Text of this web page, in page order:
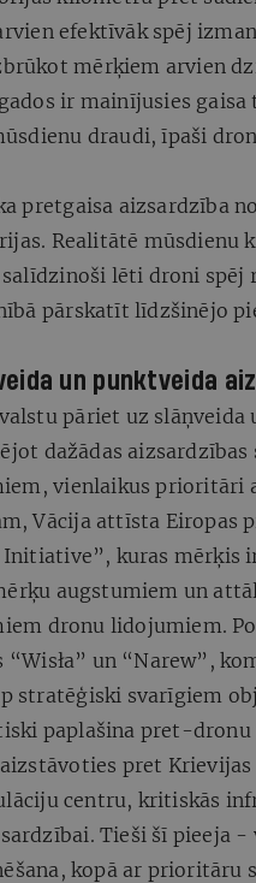
efektīvāk spēj
mērķiem arvien
ir mainījusies gaisa
draudi, īpaši
pretgaisa aizsardzība
Realitātē mūsdienu
lēti droni spēj
pārskatīt līdzšinējo
un punktveida
pāriet uz slāņveida
dažādas aizsardzības
vienlaikus prioritāri
Vācija attīsta Eiropas
kuras mērķis
augstumiem un
dronu lidojumiem.
un “Narew”,
stratēģiski svarīgiem
paplašina pret-dronu
pret
centru, kritiskās
Tieši šī pieeja -
kopā ar prioritāru